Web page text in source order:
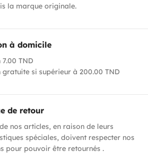
la marque originale.
à domicile
TND
gratuite si supérieur à 200.00 TND
de retour
nos articles, en raison de leurs
spéciales, doivent respecter nos
pour pouvoir être retournés .